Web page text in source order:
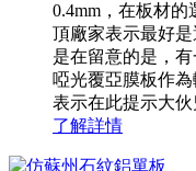
0.4mm，在板材
頂廠家表示最好
是在留意的是，
啞光覆亞膜板作
表示在此提示大伙
了解詳情